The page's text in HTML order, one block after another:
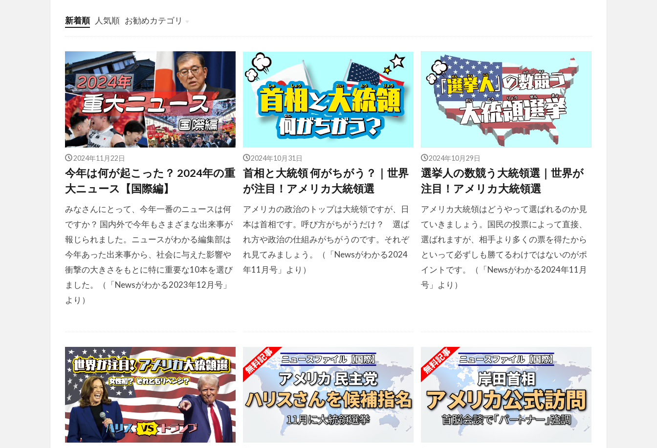
新着順 人気順 お勧めカテゴリ
投稿
学び
マンガ
電子書籍
2024年11月22日
今年は何が起こった？ 2024年の重
大ニュース【国際編】
みなさんにとって、今年一番のニュースは何
ですか？ 国内外で今年もさまざまな出来事が
報じられました。ニュースがわかる編集部は
今年あった出来事から、社会に与えた影響や
衝撃の大きさをもとに特に重要な10本を選び
ました。（「Newsがわかる2023年12月号」
より）
2024年10月31日
首相と大統領 何がちがう？｜世界
が注目！アメリカ大統領選
アメリカの政治のトップは大統領ですが、日
本は首相です。呼び方がちがうだけ？ 選ば
れ方や政治の仕組みがちがうのです。それぞ
れ見てみましょう。（「Newsがわかる2024
年11月号」より）
2024年10月29日
選挙人の数競う大統領選｜世界が
注目！アメリカ大統領選
アメリカ大統領はどうやって選ばれるのか見
ていきましょう。国民の投票によって直接、
選ばれますが、相手より多くの票を得たから
といって必ずしも勝てるわけではないのがポ
イントです。（「Newsがわかる2024年11月
号」より）